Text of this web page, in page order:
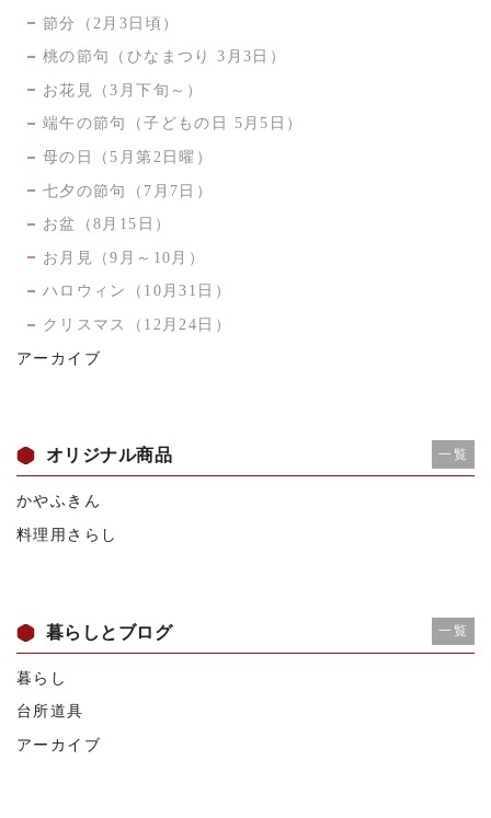
節分（2月3日頃）
桃の節句（ひなまつり 3月3日）
お花見（3月下旬～）
端午の節句（子どもの日 5月5日）
母の日（5月第2日曜）
七夕の節句（7月7日）
お盆（8月15日）
お月見（9月～10月）
ハロウィン（10月31日）
クリスマス（12月24日）
アーカイブ
オリジナル商品 一覧
かやふきん
料理用さらし
暮らしとブログ 一覧
暮らし
台所道具
アーカイブ